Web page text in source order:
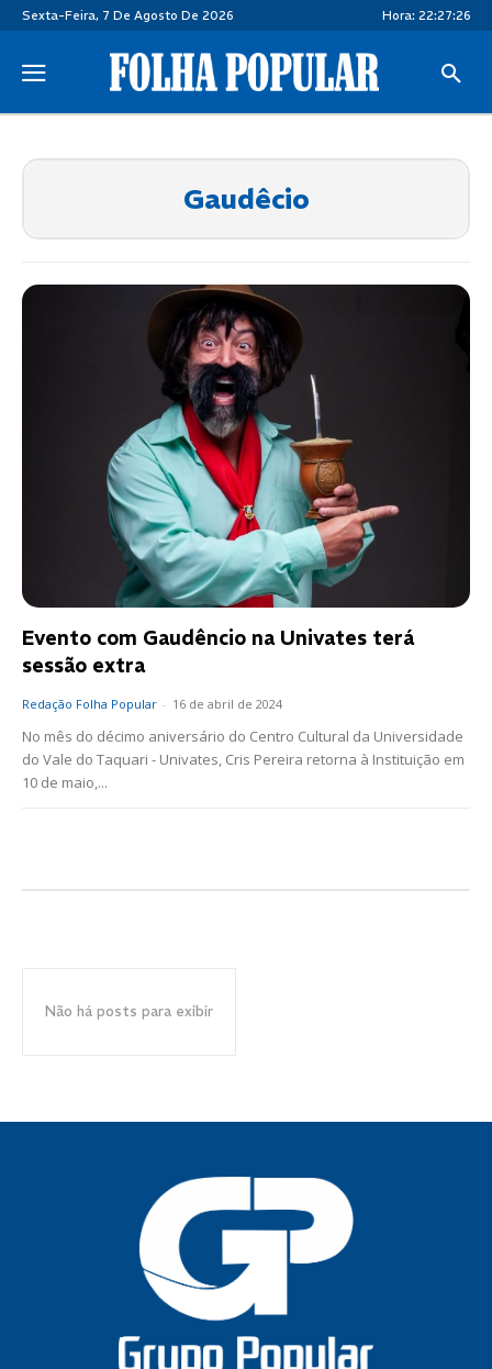
Sexta-Feira, 7 De Agosto De 2026 Hora: 22:27:26
Gaudêcio
Evento com Gaudêncio na Univates terá
sessão extra
Redação Folha Popular - 16 de abril de 2024
No mês do décimo aniversário do Centro Cultural da Universidade
do Vale do Taquari - Univates, Cris Pereira retorna à Instituição em
10 de maio,...
Não há posts para exibir